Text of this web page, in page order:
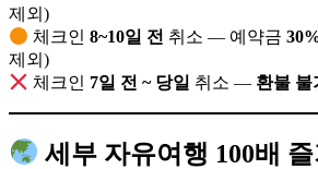
제외)
체크인8~10일 전 취소 — 예약금
제외)
체크인 7일 전 ~ 당일 취소 — 환불 불
세부 자유여행 100배 즐